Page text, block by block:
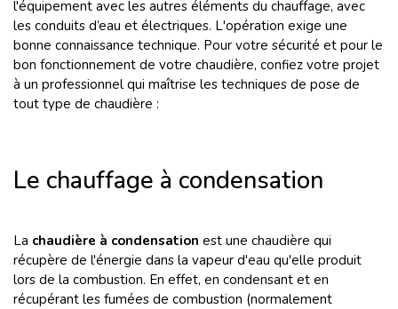
l'équipement avec les autres éléments du chauffage, avec
les conduits d’eau et électriques. L'opération exige une
bonne connaissance technique. Pour votre sécurité et pour le
bon fonctionnement de votre chaudière, confiez votre projet
à un professionnel qui maîtrise les techniques de pose de
tout type de chaudière :
Le chauffage à condensation
La chaudière à condensation est une chaudière qui
récupère de l'énergie dans la vapeur d'eau qu'elle produit
lors de la combustion. En effet, en condensant et en
récupérant les fumées de combustion (normalement